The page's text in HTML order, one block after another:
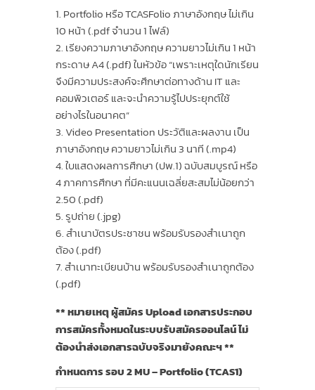
Portfolio หรือ TCASFolio ภาษาอังกฤษ ไม่เกิน
10 หน้า (.pdf จำนวน 1 ไฟล์)
เรียงความภาษาอังกฤษ ความยาวไม่เกิน 1 หน้า
กระดาษ A4 (.pdf) ในหัวข้อ “เพราะเหตุใดนักเรียน
จึงมีความประสงค์จะศึกษาต่อทางด้าน IT และ
คอมพิวเตอร์ และจะนำความรู้ไปประยุกต์ใช้
อย่างไรในอนาคต”
Video Presentation ประวัติและผลงาน เป็น
ภาษาอังกฤษ ความยาวไม่เกิน 3 นาที (.mp4)
ใบแสดงผลการศึกษา (ปพ.1) ฉบับสมบูรณ์ หรือ
4 ภาคการศึกษา ที่มีคะแนนเฉลี่ยสะสมไม่น้อยกว่า
2.50 (.pdf)
รูปถ่าย (.jpg)
สำเนาบัตรประชาชน พร้อมรับรองสำเนาถูก
ต้อง (.pdf)
สำเนาทะเบียนบ้าน พร้อมรับรองสำเนาถูกต้อง
(.pdf)
** หมายเหตุ ผู้สมัคร Upload เอกสารประกอบ
การสมัครทั้งหมดในระบบรับสมัครออนไลน์ ไม่
ต้องนำส่งเอกสารฉบับจริงมายังคณะฯ **
กำหนดการ รอบ 2 MU – Portfolio (TCAS1)